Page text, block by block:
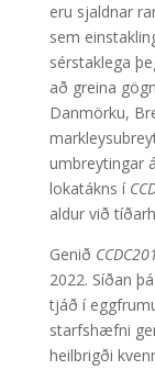
eru sjaldnar
sem
sérstaklega
að greina
Danmörku,
umbreytingar
lokatákns í
aldur við
Genið CCDC201
2022. Síðan
tjáð í
starfshæfni
heilbrigði